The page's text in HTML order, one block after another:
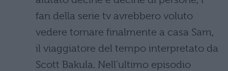
fan della serie tv avrebbero voluto
vedere tornare finalmente a casa Sam,
il viaggiatore del tempo interpretato da
Scott Bakula. Nell'ultimo episodio